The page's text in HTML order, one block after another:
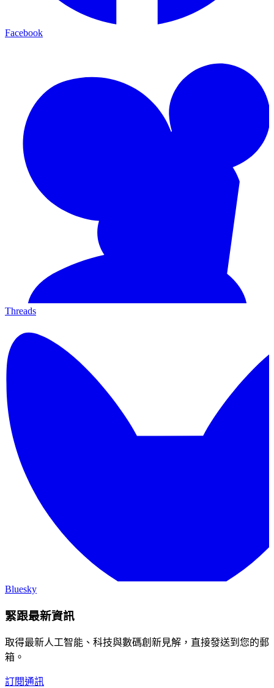
Facebook
Threads
Bluesky
緊跟最新資訊
取得最新人工智能、科技與數碼創新見解，直接發送到您的郵
箱。
訂閱通訊